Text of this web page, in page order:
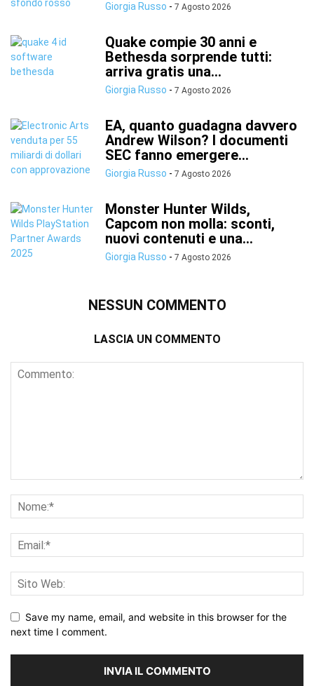
Giorgia Russo - 7 Agosto 2026
Quake compie 30 anni e
Bethesda sorprende tutti:
arriva gratis una...
Giorgia Russo - 7 Agosto 2026
EA, quanto guadagna davvero
Andrew Wilson? I documenti
SEC fanno emergere...
Giorgia Russo - 7 Agosto 2026
Monster Hunter Wilds,
Capcom non molla: sconti,
nuovi contenuti e una...
Giorgia Russo - 7 Agosto 2026
NESSUN COMMENTO
LASCIA UN COMMENTO
Save my name, email, and website in this browser for the
next time I comment.